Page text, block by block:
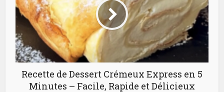
Recette de Dessert Crémeux Express en 5
Minutes – Facile, Rapide et Délicieux